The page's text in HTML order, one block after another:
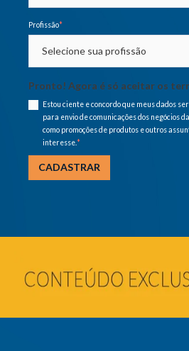
Profissão*
Pronto! Agora é só aceitar os
Estou ciente e concordo que meus dados
para envio de comunicações dos negócios
como promoções de produtos e outros
interesse.*